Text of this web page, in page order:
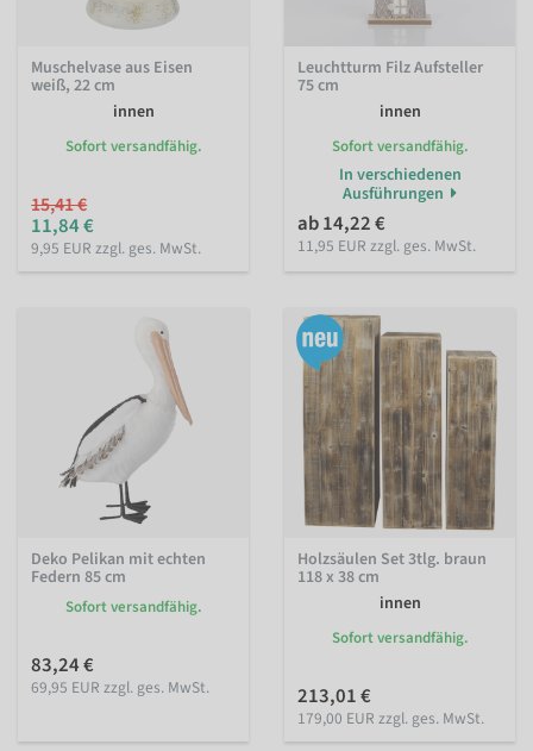
Muschelvase aus Eisen
weiß, 22 cm
innen
Sofort versandfähig.
15,41 €
11,84 €
9,95 EUR zzgl. ges. MwSt.
Leuchtturm Filz Aufsteller
75 cm
innen
Sofort versandfähig.
In verschiedenen
Ausführungen
ab 14,22 €
11,95 EUR zzgl. ges. MwSt.
Deko Pelikan mit echten
Federn 85 cm
Sofort versandfähig.
83,24 €
69,95 EUR zzgl. ges. MwSt.
Holzsäulen Set 3tlg. braun
118 x 38 cm
innen
Sofort versandfähig.
213,01 €
179,00 EUR zzgl. ges. MwSt.